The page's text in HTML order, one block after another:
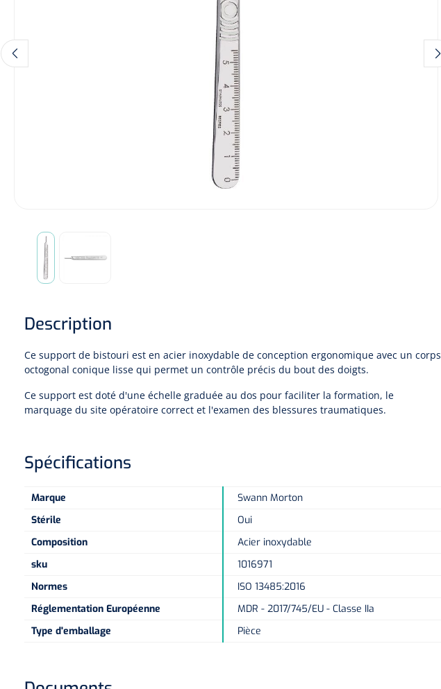
Description
Ce support de bistouri est en acier inoxydable de conception ergonomique avec un corps
octogonal conique lisse qui permet un contrôle précis du bout des doigts.
Ce support est doté d'une échelle graduée au dos pour faciliter la formation, le
marquage du site opératoire correct et l'examen des blessures traumatiques.
Spécifications
Marque
Swann Morton
Stérile
Oui
Composition
Acier inoxydable
sku
1016971
Normes
ISO 13485:2016
Réglementation Européenne
MDR - 2017/745/EU - Classe IIa
Type d'emballage
Pièce